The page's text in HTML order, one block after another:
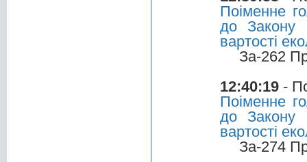
Поіменне
до Закону
вартості
За-262
12:40:19 -
Поіменне
до Закону
вартості
За-274